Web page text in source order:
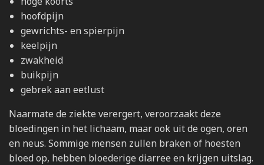
hoofdpijn
gewrichts- en spierpijn
keelpijn
zwakheid
buikpijn
gebrek aan eetlust
Naarmate de ziekte verergert, veroorzaakt deze
bloedingen in het lichaam, maar ook uit de ogen, oren
en neus. Sommige mensen zullen braken of hoesten
bloed op, hebben bloederige diarree en krijgen uitslag.